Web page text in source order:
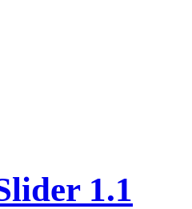
1.1